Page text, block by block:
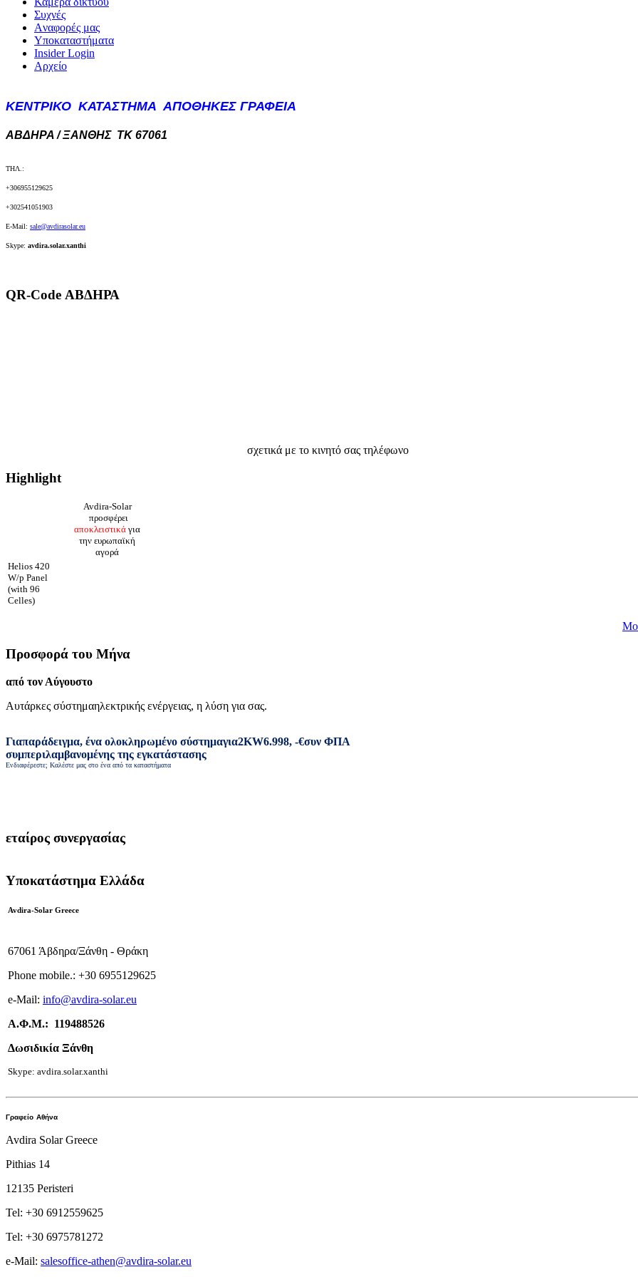
Συχνές
Aναφορές μας
Υποκαταστήματα
Insider Login
Αρχείο
KENTΡΙΚΟ ΚΑΤΑΣΤΗΜΑ ΑΠΟΘΗΚΕΣ ΓΡΑΦΕΙΑ
ΑΒΔΗΡΑ / ΞΑΝΘΗΣ ΤΚ 67061
ΤΗΛ.:
+306955129625
+302541051903
E-Mail: sale@avdirasolar.eu
Skype: avdira.solar.xanthi
QR-Code ΑΒΔΗΡΑ
σχετικά με το κινητό σας τηλέφωνο
Highlight
Avdira-Solar
προσφέρει
αποκλειστικά για
την ευρωπαϊκή
αγορά
Helios 420
W/p Panel
(with 96
Celles)
Προσφορά του Μήνα
από τον Αύγουστο
Αυτάρκες σύστημαηλεκτρικής ενέργειας, η λύση για σας.
Γιαπαράδειγμα, ένα ολοκληρωμένο σύστημαγια2KW6.998, -€συν ΦΠΑ
συμπεριλαμβανομένης της εγκατάστασης
Ενδιαφέρεστε; Καλέστε μας στο ένα από τα καταστήματα
εταίρος συνεργασίας
Υποκατάστημα Ελλάδα
Avdira-Solar Greece
67061 Άβδηρα/Ξάνθη - Θράκη
Phone mobile.: +30 6955129625
e-Mail: info@avdira-solar.eu
Α.Φ.Μ.: 119488526
Δωσιδικία Ξάνθη
Skype: avdira.solar.xanthi
Γραφείο Αθήνα
Avdira Solar Greece
Pithias 14
12135 Peristeri
Tel: +30 6912559625
Tel: +30 6975781272
e-Mail: salesoffice-athen@avdira-solar.eu